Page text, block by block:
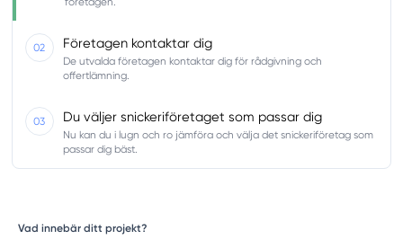
02 Företagen kontaktar dig
De utvalda företagen kontaktar dig för rådgivning och
offertlämning.
03 Du väljer snickeriföretaget som passar dig
Nu kan du i lugn och ro jämföra och välja det snickeriföretag som
passar dig bäst.
Vad innebär ditt projekt?